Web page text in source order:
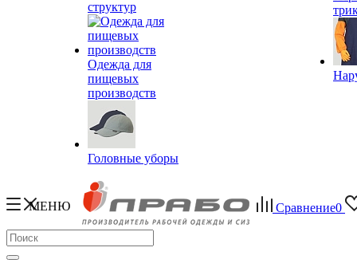
структур
Одежда для
пищевых
производств
Головные уборы
МЕНЮ Сравнение0